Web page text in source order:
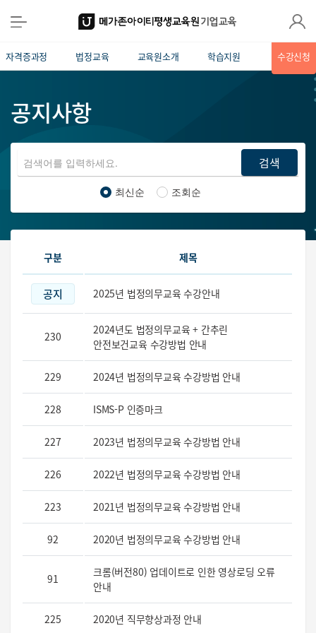
자격증과정 법정교육 교육원소개 학습지원 수강신청
공지사항
검색
최신순 조회순
구분 제목
공지 2025년 법정의무교육 수강안내
230
2024년도 법정의무교육 + 간추린
안전보건교육 수강방법 안내
229 2024년 법정의무교육 수강방법 안내
228 ISMS-P 인증마크
227 2023년 법정의무교육 수강방법 안내
226 2022년 법정의무교육 수강방법 안내
223 2021년 법정의무교육 수강방법 안내
92 2020년 법정의무교육 수강방법 안내
91
크롬(버전80) 업데이트로 인한 영상로딩 오류
안내
225 2020년 직무향상과정 안내